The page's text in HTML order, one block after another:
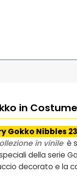
in Costume
Gokko Nibbles
in vinile è
della serie
decorato e la